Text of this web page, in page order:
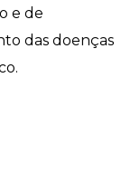
e de
das doenças